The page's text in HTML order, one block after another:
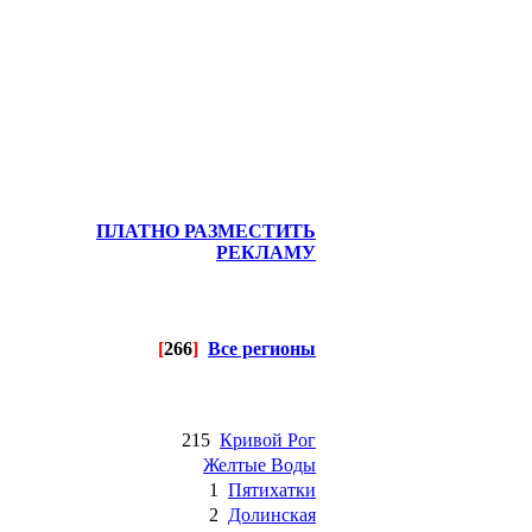
ПЛАТНО РАЗМЕСТИТЬ
РЕКЛАМУ
[266] Все регионы
215 Кривой Рог
Желтые Воды
1
Пятихатки
2 Долинская